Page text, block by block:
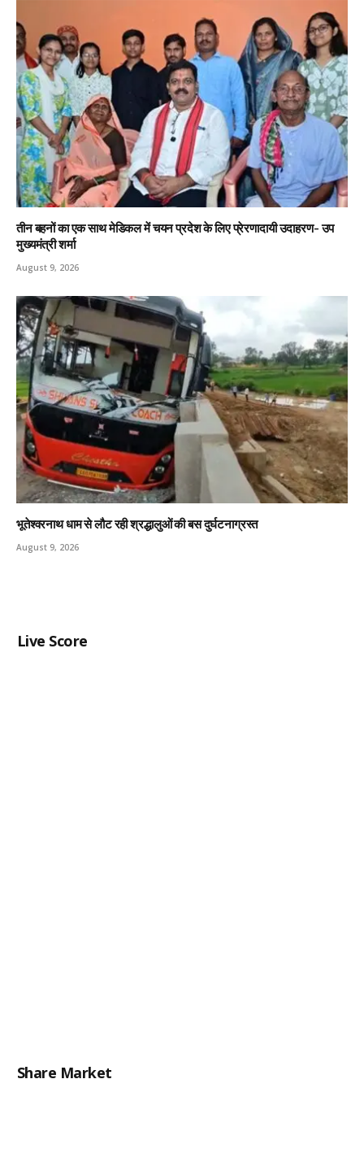
तीन बहनों का एक साथ मेडिकल में चयन प्रदेश के लिए प्रेरणादायी उदाहरण- उप
मुख्यमंत्री शर्मा
August 9, 2026
भूतेश्वरनाथ धाम से लौट रही श्रद्धालुओं की बस दुर्घटनाग्रस्त
August 9, 2026
Live Score
Share Market